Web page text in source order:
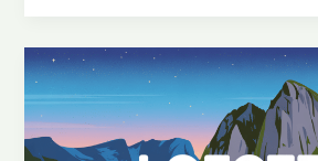
village
authentique
du
Pays